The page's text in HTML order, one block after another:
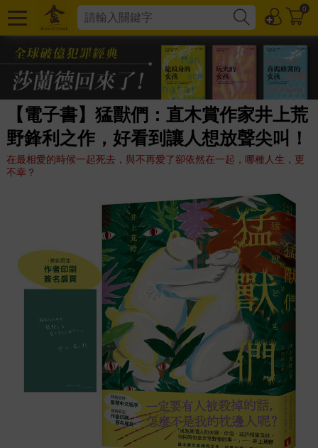
0
【電子書】猛獸們：直木賞作家井上荒
野鋒利之作，好看到讓人想放聲尖叫！
在最相愛的時候一起死去，與不再愛了卻依然在一起，哪種人生，更
不幸？